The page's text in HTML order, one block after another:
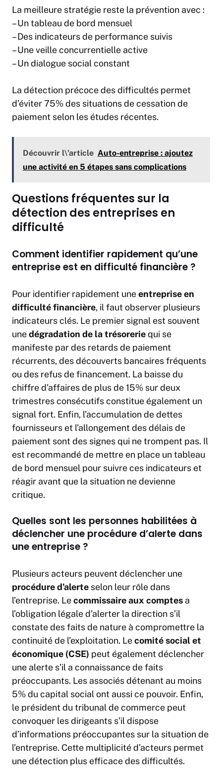
La meilleure stratégie reste la prévention avec :
– Un tableau de bord mensuel
– Des indicateurs de performance suivis
– Une veille concurrentielle active
– Un dialogue social constant
La détection précoce des difficultés permet
d’éviter 75% des situations de cessation de
paiement selon les études récentes.
Découvrir l\'article Auto-entreprise : ajoutez
une activité en 5 étapes sans complications
Questions fréquentes sur la
détection des entreprises en
difficulté
Comment identifier rapidement qu’une
entreprise est en difficulté financière ?
Pour identifier rapidement uneentreprise en
difficulté financière, il faut observer plusieurs
indicateurs clés. Le premier signal est souvent
unedégradation de la trésoreriequi se
manifeste par des retards de paiement
récurrents, des découverts bancaires fréquents
ou des refus de financement. La baisse du
chiffre d’affaires de plus de 15% sur deux
trimestres consécutifs constitue également un
signal fort. Enfin, l’accumulation de dettes
fournisseurs et l’allongement des délais de
paiement sont des signes qui ne trompent pas. Il
est recommandé de mettre en place un tableau
de bord mensuel pour suivre ces indicateurs et
réagir avant que la situation ne devienne
critique.
Quelles sont les personnes habilitées à
déclencher une procédure d’alerte dans
une entreprise ?
Plusieurs acteurs peuvent déclencher une
procédure d’alerte selon leur rôle dans
l’entreprise. Lecommissaire aux comptes a
l’obligation légale d’alerter la direction s’il
constate des faits de nature à compromettre la
continuité de l’exploitation. Lecomité social et
économique (CSE) peut également déclencher
une alerte s’il a connaissance de faits
préoccupants. Les associés détenant au moins
5% du capital social ont aussi ce pouvoir. Enfin,
le président du tribunal de commerce peut
convoquer les dirigeants s’il dispose
d’informations préoccupantes sur la situation de
l’entreprise. Cette multiplicité d’acteurs permet
une détection plus efficace des difficultés.